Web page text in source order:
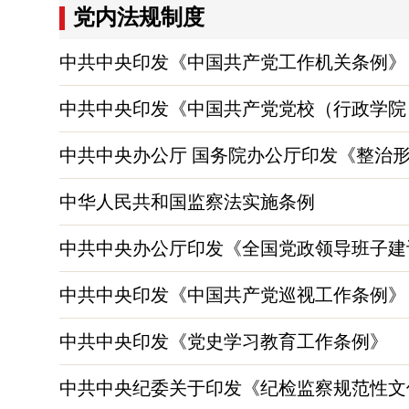
党内法规制度
中共中央印发《中国共产党工作机关条例》
中共中央印发《中国共产党党校（行政学
中共中央办公厅 国务院办公厅印发《整治
中华人民共和国监察法实施条例
中共中央办公厅印发《全国党政领导班子
中共中央印发《中国共产党巡视工作条例》
中共中央印发《党史学习教育工作条例》
中共中央纪委关于印发《纪检监察规范性